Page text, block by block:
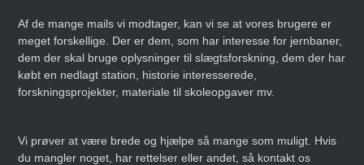
Danmarks Jernbanemuseum
fejrer 50-års jubilæum med
ARTIKELDen 14. juni 2025
Af de mange mails vi modtager, kan vi se at vores brugere er
meget forskellige. Der er dem, som har interesse for jernbaner,
dem der skal bruge oplysninger til slægtsforskning, dem der har
købt en nedlagt station, historie interesserede,
forskningsprojekter, materiale til skoleopgaver mv.
Vi prøver at være brede og hjælpe så mange som muligt. Hvis
du mangler noget, har rettelser eller andet, så kontakt os